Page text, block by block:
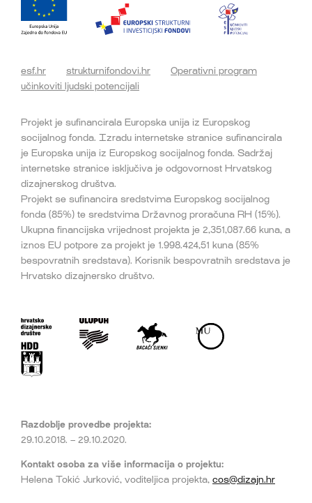
esf.hr strukturnifondovi.hr
Operativni program
učinkoviti ljudski potencijali
Projekt je sufinancirala Europska unija iz Europskog
socijalnog fonda. Izradu internetske stranice sufinancirala
je Europska unija iz Europskog socijalnog fonda. Sadržaj
internetske stranice isključiva je odgovornost Hrvatskog
dizajnerskog društva.
Projekt se sufinancira sredstvima Europskog socijalnog
fonda (85%) te sredstvima Državnog proračuna RH (15%).
Ukupna financijska vrijednost projekta je 2,351,087.66 kuna, a
iznos EU potpore za projekt je 1.998.424,51 kuna (85%
bespovratnih sredstava). Korisnik bespovratnih sredstava je
Hrvatsko dizajnersko društvo.
Razdoblje provedbe projekta:
29.10.2018. – 29.10.2020.
Kontakt osoba za više informacija o projektu:
Helena Tokić Jurković, voditeljica projekta, cos@dizajn.hr